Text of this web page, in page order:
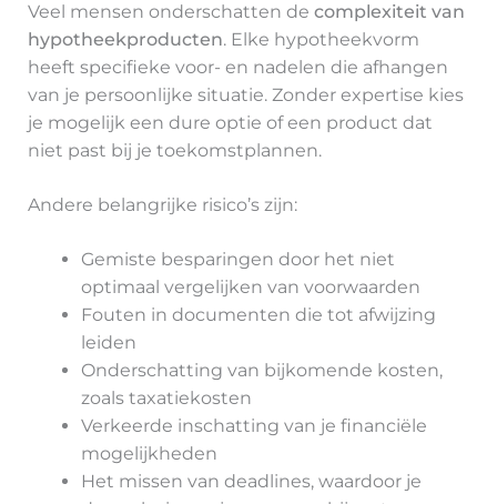
Veel mensen onderschatten de complexiteit van
hypotheekproducten. Elke hypotheekvorm
heeft specifieke voor- en nadelen die afhangen
van je persoonlijke situatie. Zonder expertise kies
je mogelijk een dure optie of een product dat
niet past bij je toekomstplannen.
Andere belangrijke risico’s zijn:
Gemiste besparingen door het niet
optimaal vergelijken van voorwaarden
Fouten in documenten die tot afwijzing
leiden
Onderschatting van bijkomende kosten,
zoals taxatiekosten
Verkeerde inschatting van je financiële
mogelijkheden
Het missen van deadlines, waardoor je